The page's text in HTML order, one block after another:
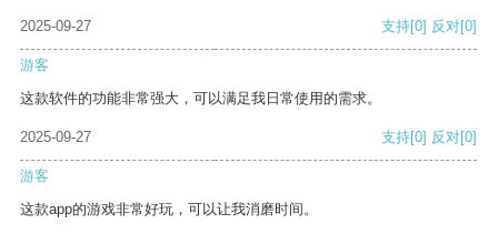
2025-09-27 支持[0] 反对[0]
游客
这款软件的功能非常强大，可以满足我日常使用的需求。
2025-09-27 支持[0] 反对[0]
游客
这款app的游戏非常好玩，可以让我消磨时间。